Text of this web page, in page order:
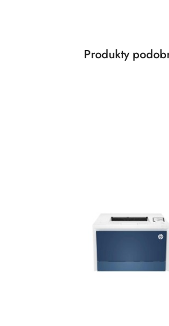
Pomiń karuzelę produktów
Produkty
Produkty